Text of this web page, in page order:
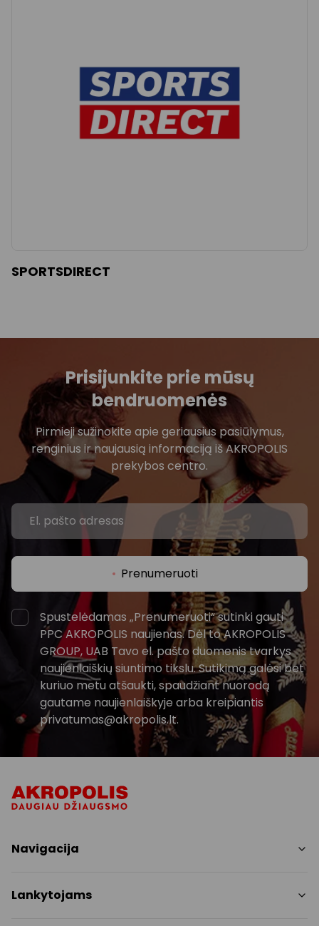
SPORTSDIRECT
Prisijunkite prie mūsų
bendruomenės
Pirmieji sužinokite apie geriausius pasiūlymus,
renginius ir naujausią informaciją iš AKROPOLIS
prekybos centro.
Prenumeruoti
Spustelėdamas „Prenumeruoti“ sutinki gauti
PPC AKROPOLIS naujienas. Dėl to AKROPOLIS
GROUP, UAB Tavo el. pašto duomenis tvarkys
naujienlaiškių siuntimo tikslu. Sutikimą galėsi bet
kuriuo metu atšaukti, spaudžiant nuorodą
gautame naujienlaiškyje arba kreipiantis
privatumas@akropolis.lt.
Navigacija
Paslaugos
Lankytojams